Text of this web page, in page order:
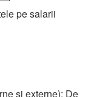
pe salarii
și externe): De